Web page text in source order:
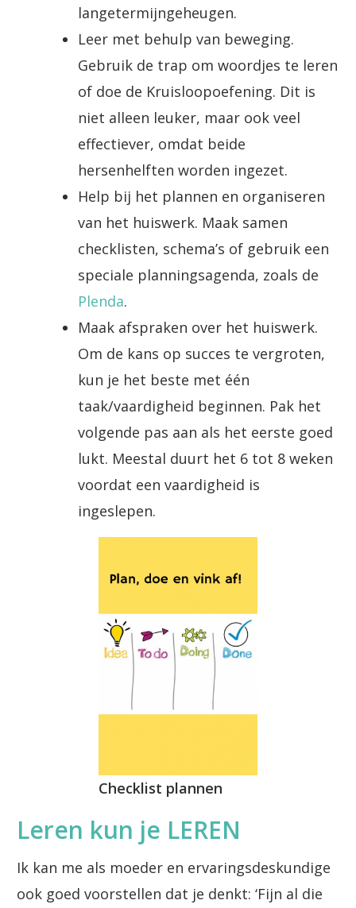
langetermijngeheugen.
Leer met behulp van beweging.
Gebruik de trap om woordjes te leren
of doe de Kruisloopoefening. Dit is
niet alleen leuker, maar ook veel
effectiever, omdat beide
hersenhelften worden ingezet.
Help bij het plannen en organiseren
van het huiswerk. Maak samen
checklisten, schema’s of gebruik een
speciale planningsagenda, zoals de
Plenda.
Maak afspraken over het huiswerk.
Om de kans op succes te vergroten,
kun je het beste met één
taak/vaardigheid beginnen. Pak het
volgende pas aan als het eerste goed
lukt. Meestal duurt het 6 tot 8 weken
voordat een vaardigheid is
ingeslepen.
Checklist plannen
Leren kun je LEREN
Ik kan me als moeder en ervaringsdeskundige
ook goed voorstellen dat je denkt: ‘Fijn al die